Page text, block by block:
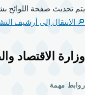
يتم تحديث صفحة اللوائح
🔎 الانتقال إلى أرشيف
وزارة الاقتصاد
روابط مهمة